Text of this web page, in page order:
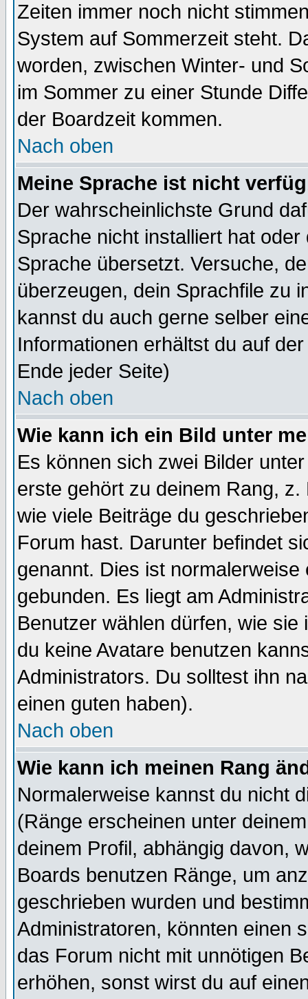
Zeiten immer noch nicht
System auf Sommerzeit steht.
worden, zwischen Winter- und
im Sommer zu einer Stunde
der Boardzeit kommen.
Nach oben
Meine Sprache ist nicht
Der wahrscheinlichste Grund
Sprache nicht installiert hat
Sprache übersetzt. Versuche,
überzeugen, dein Sprachfile zu
kannst du auch gerne selber
Informationen erhältst du auf
Ende jeder Seite)
Nach oben
Wie kann ich ein Bild unter
Es können sich zwei Bilder
erste gehört zu deinem Rang,
wie viele Beiträge du
Forum hast. Darunter befindet
genannt. Dies ist
gebunden. Es liegt am
Benutzer wählen dürfen, wie
du keine Avatare benutzen
Administrators. Du solltest ihn
einen guten haben).
Nach oben
Wie kann ich meinen Rang
Normalerweise kannst du nicht
(Ränge erscheinen unter
deinem Profil, abhängig davon,
Boards benutzen Ränge, um
geschrieben wurden und
Administratoren, könnten einen
das Forum nicht mit unnötigen
erhöhen, sonst wirst du auf